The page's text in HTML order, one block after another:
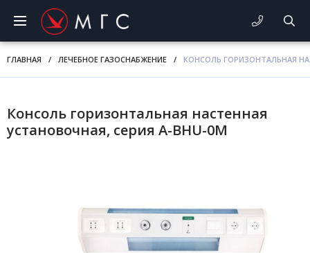
ГЛАВНАЯ / ЛЕЧЕБНОЕ ГАЗОСНАБЖЕНИЕ / КОНСОЛЬ ГОРИЗОНТАЛЬНАЯ
Консоль горизонтальная настенная
установочная, серия A-BHU-0M